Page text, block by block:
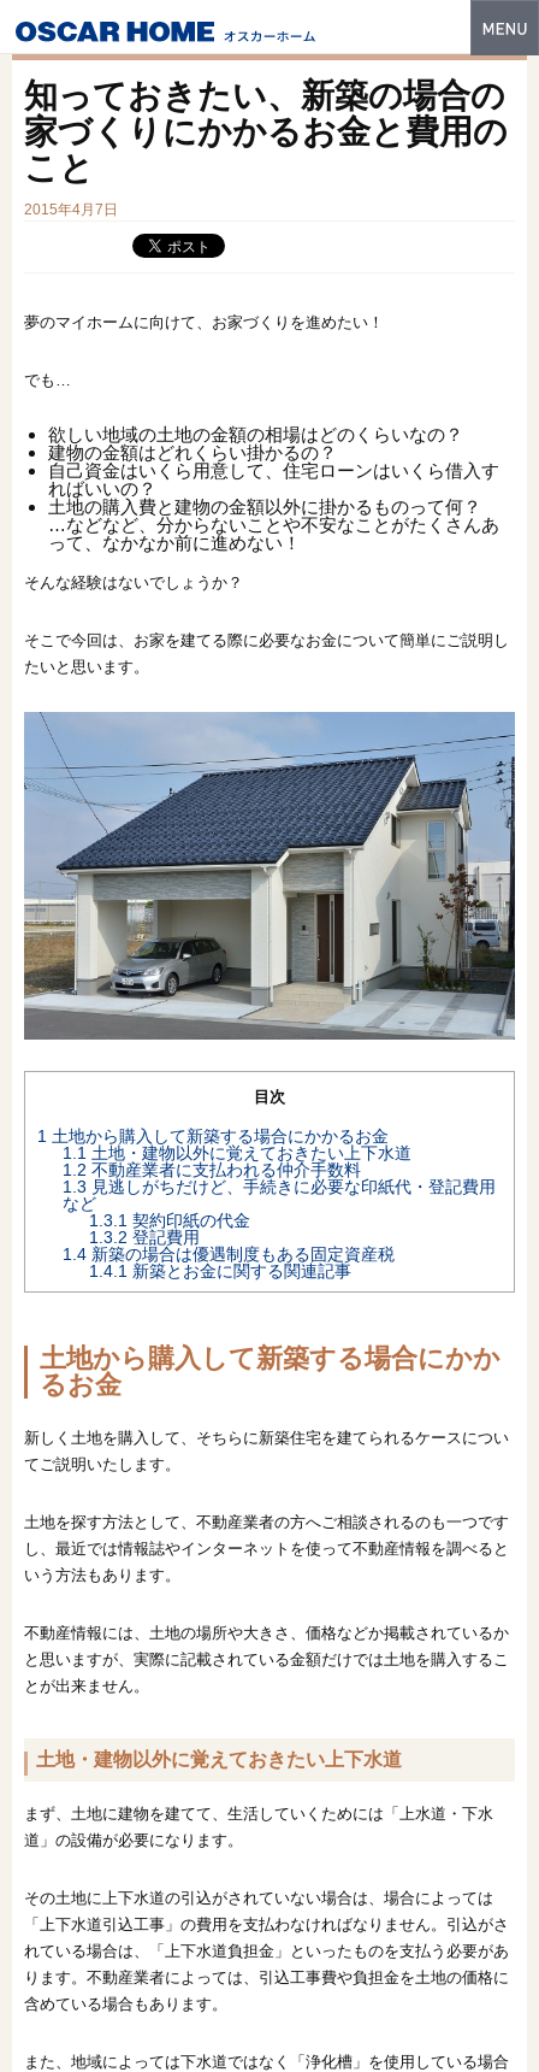
特長
建築実例
販売中の物件
スマートセレクト
土地情報
オンライン相談会
知っておきたい、新築の場合の
家づくりにかかるお金と費用の
こと
2015年4月7日
夢のマイホームに向けて、お家づくりを進めたい！
でも…
欲しい地域の土地の金額の相場はどのくらいなの？
建物の金額はどれくらい掛かるの？
自己資金はいくら用意して、住宅ローンはいくら借入す
ればいいの？
土地の購入費と建物の金額以外に掛かるものって何？
…などなど、分からないことや不安なことがたくさんあ
って、なかなか前に進めない！
そんな経験はないでしょうか？
そこで今回は、お家を建てる際に必要なお金について簡単にご説明し
たいと思います。
目次
1 土地から購入して新築する場合にかかるお金
1.1 土地・建物以外に覚えておきたい上下水道
1.2 不動産業者に支払われる仲介手数料
1.3 見逃しがちだけど、手続きに必要な印紙代・登記費用
など
1.3.1 契約印紙の代金
1.3.2 登記費用
1.4 新築の場合は優遇制度もある固定資産税
1.4.1 新築とお金に関する関連記事
土地から購入して新築する場合にかか
るお金
新しく土地を購入して、そちらに新築住宅を建てられるケースについ
てご説明いたします。
土地を探す方法として、不動産業者の方へご相談されるのも一つです
し、最近では情報誌やインターネットを使って不動産情報を調べると
いう方法もあります。
不動産情報には、土地の場所や大きさ、価格などか掲載されているか
と思いますが、実際に記載されている金額だけでは土地を購入するこ
とが出来ません。
土地・建物以外に覚えておきたい上下水道
まず、土地に建物を建てて、生活していくためには「上水道・下水
道」の設備が必要になります。
その土地に上下水道の引込がされていない場合は、場合によっては
「上下水道引込工事」の費用を支払わなければなりません。引込がさ
れている場合は、「上下水道負担金」といったものを支払う必要があ
ります。不動産業者によっては、引込工事費や負担金を土地の価格に
含めている場合もあります。
また、地域によっては下水道ではなく「浄化槽」を使用している場合